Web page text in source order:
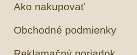
Ako nakupovať
Obchodné podmienky